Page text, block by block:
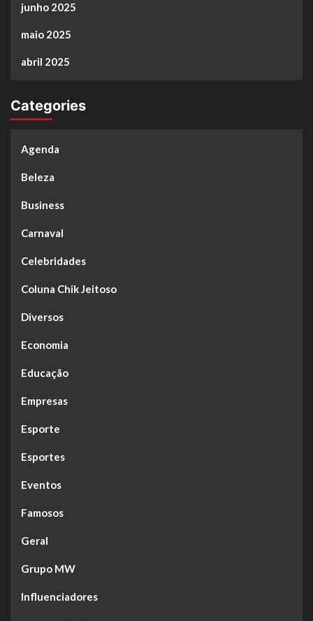
junho 2025
maio 2025
abril 2025
Categories
Agenda
Beleza
Business
Carnaval
Celebridades
Coluna Chik Jeitoso
Diversos
Economia
Educação
Empresas
Esporte
Esportes
Eventos
Famosos
Geral
Grupo MW
Influenciadores